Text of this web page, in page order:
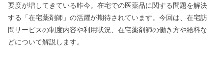
要度が増してきている昨今。在宅での医薬品に関する問題を解決
する「在宅薬剤師」の活躍が期待されています。今回は、在宅訪
問サービスの制度内容や利用状況、在宅薬剤師の働き方や給料な
どについて解説します。